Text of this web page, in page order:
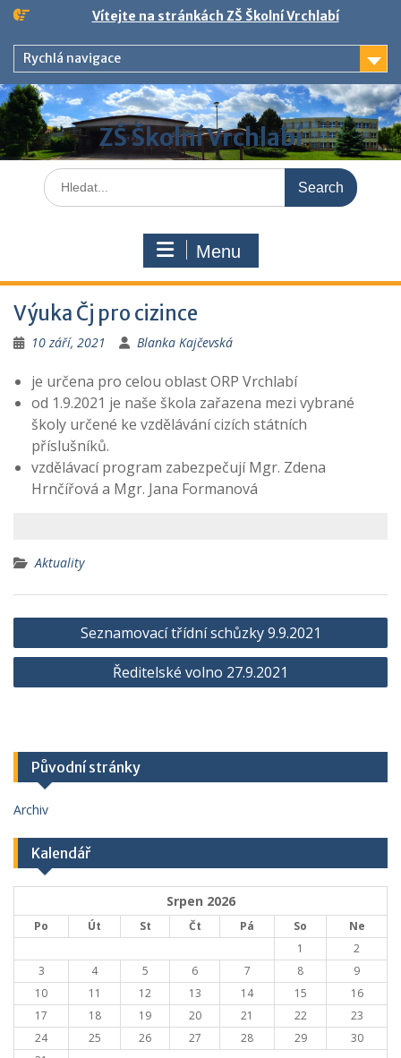
Skip
content
Vítejte na stránkách ZŠ Školní Vrchlabí
Rychlá navigace
ZŠ Školní Vrchlabí
Search
for:
Menu
Výuka Čj pro cizince
10 září, 2021 Blanka Kajčevská
je určena pro celou oblast ORP Vrchlabí
od 1.9.2021 je naše škola zařazena mezi vybrané
školy určené ke vzdělávání cizích státních
příslušníků.
vzdělávací program zabezpečují Mgr. Zdena
Hrnčířová a Mgr. Jana Formanová
Aktuality
Navigace
pro
Seznamovací třídní schůzky 9.9.2021
Ředitelské volno 27.9.2021
Původní stránky
Archiv
Kalendář
Srpen 2026
Po Út St Čt Pá So
Ne
1
2
3
4 5 6 7 8
9
10
11 12 13 14 15
16
17
18 19 20 21 22
23
24
25 26 27 28 29
30